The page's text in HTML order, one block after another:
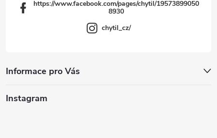
https://www.facebook.com/pages/chytil/19573899050
8930
chytil_cz/
Informace pro Vás
Instagram